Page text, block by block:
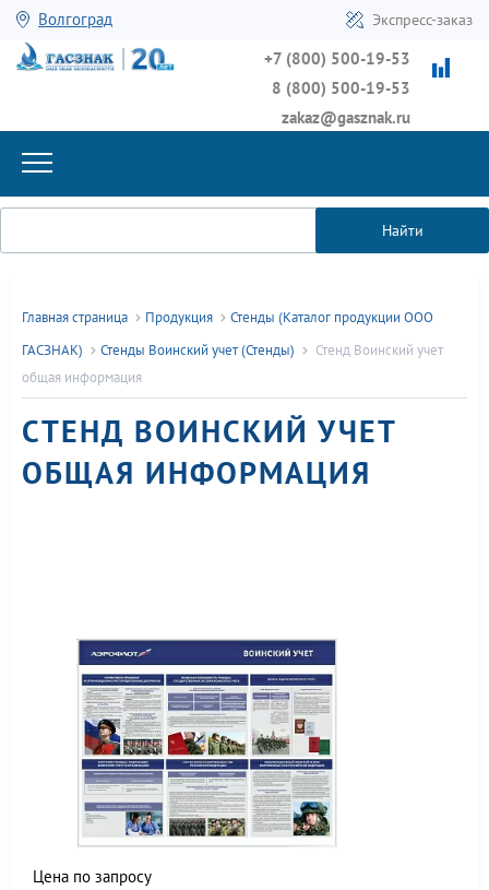
Волгоград Экспресс-заказ
+7 (800) 500-19-53
8 (800) 500-19-53
zakaz@gasznak.ru
Найти
Главная страница Продукция
Стенды (Каталог продукции ООО
ГАСЗНАК)
Стенды Воинский учет (Стенды)
Стенд Воинский учет
общая информация
СТЕНД ВОИНСКИЙ УЧЕТ
ОБЩАЯ ИНФОРМАЦИЯ
Цена по запросу